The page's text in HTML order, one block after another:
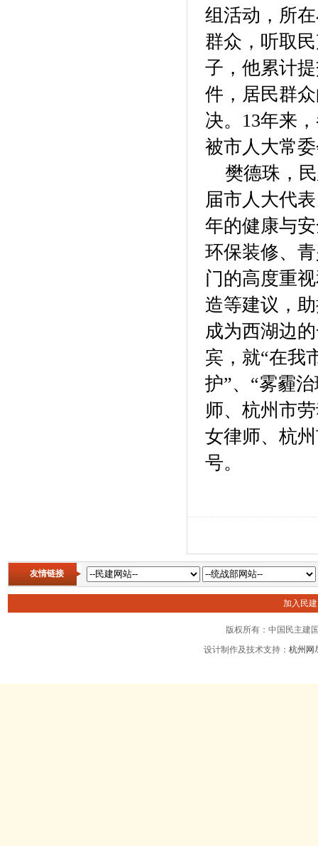
组活动，所
群众，听取
子，他累计
件，居民群
决。13年来
被市人大常
樊德珠，民
届市人大代
年的健康与
环保装修、
门的高度重
造等建议，
成为西湖边
宾，就“在我
护”、“雾霾
师、杭州市
女律师、杭
号。
友情链接
加入民
版权所有：中国民主建
设计制作及技术支持：杭州网